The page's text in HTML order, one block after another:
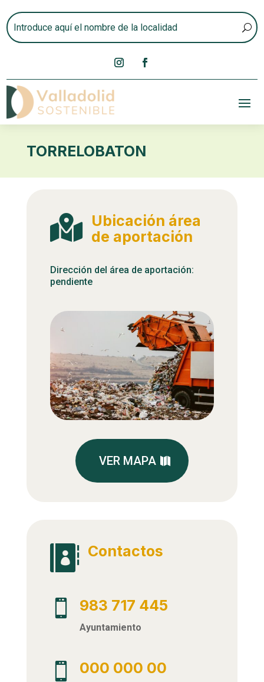
TORRELOBATON
 Ubicación área
de aportación
Dirección del área de aportación:
pendiente
VER MAPA
 Contactos
 983 717 445
Ayuntamiento
 000 000 00